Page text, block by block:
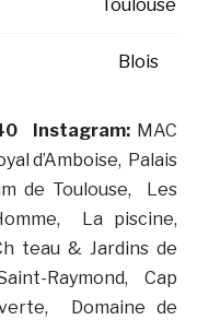
Toulouse
Blois
Instagram: MAC
d’Amboise, Palais
de Toulouse, Les
La piscine,
teau & Jardins de
Raymond, Cap
Domaine de